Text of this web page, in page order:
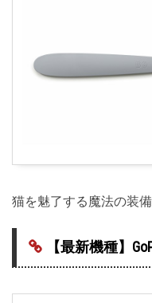
猫を魅了する魔法の装備
【最新機種】